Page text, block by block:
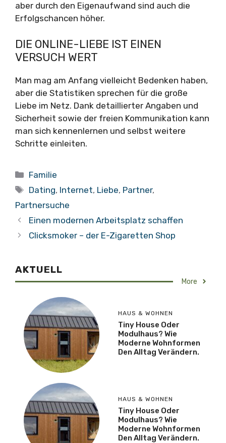
aber durch den Eigenaufwand sind auch die
Erfolgschancen höher.
DIE ONLINE-LIEBE IST EINEN
VERSUCH WERT
Man mag am Anfang vielleicht Bedenken haben,
aber die Statistiken sprechen für die große
Liebe im Netz. Dank detaillierter Angaben und
Sicherheit sowie der freien Kommunikation kann
man sich kennenlernen und selbst weitere
Schritte einleiten.
Kategorien
Familie
Schlagwörter
Dating, Internet, Liebe, Partner,
Partnersuche
Einen modernen Arbeitsplatz schaffen
Clicksmoker – der E-Zigaretten Shop
AKTUELL
More
HAUS & WOHNEN
Tiny House Oder
Modulhaus? Wie
Moderne Wohnformen
Den Alltag Verändern.
HAUS & WOHNEN
Tiny House Oder
Modulhaus? Wie
Moderne Wohnformen
Den Alltag Verändern.